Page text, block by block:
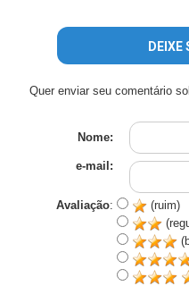
DEIXE
Quer enviar seu comentário
Nome:
e-mail:
Avaliação:
(ruim)